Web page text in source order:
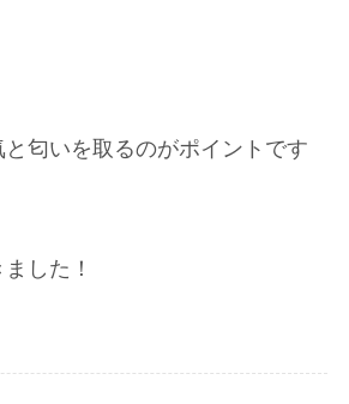
匂いを取るのがポイントです
した！